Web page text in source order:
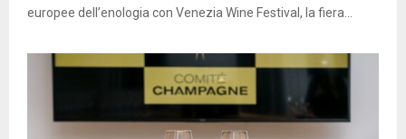
europee dell’enologia con Venezia Wine Festival, la fiera...